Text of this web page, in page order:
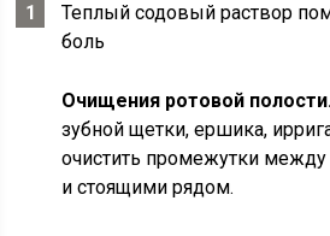
Теплый содовый раствор
боль
Очищения ротовой
зубной щетки, ершика,
очистить промежутки
и стоящими рядом.